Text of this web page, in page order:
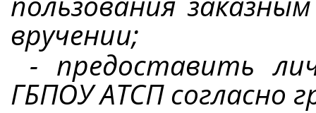
вручении;
- предоставить
ГБПОУ АТСП согласно